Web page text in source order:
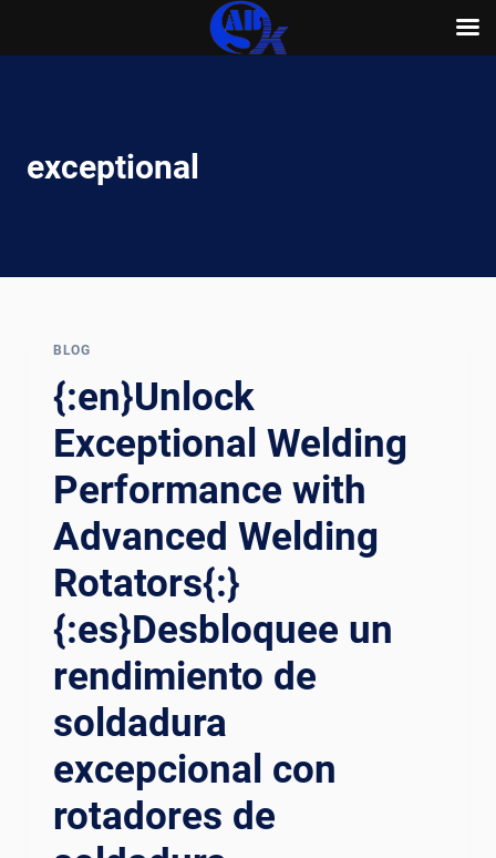
exceptional
BLOG
{:en}Unlock
Exceptional Welding
Performance with
Advanced Welding
Rotators{:}
{:es}Desbloquee un
rendimiento de
soldadura
excepcional con
rotadores de